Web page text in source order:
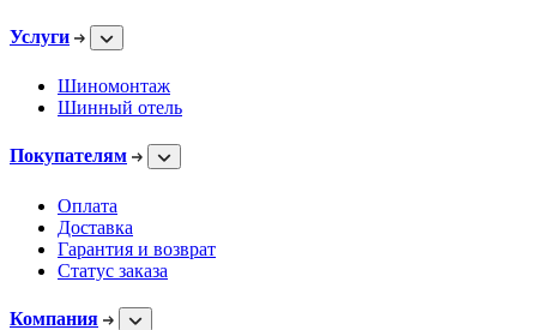
Услуги
Шиномонтаж
Шинный отель
Покупателям
Оплата
Доставка
Гарантия и возврат
Статус заказа
Компания